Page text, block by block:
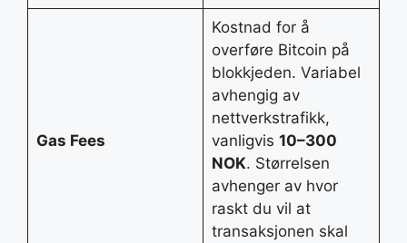
Gas Fees
Kostnad for å
overføre Bitcoin på
blokkjeden. Variabel
avhengig av
nettverkstrafikk,
vanligvis 10–300
NOK. Størrelsen
avhenger av hvor
raskt du vil at
transaksjonen skal